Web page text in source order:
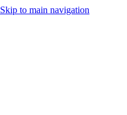
Skip to main navigation